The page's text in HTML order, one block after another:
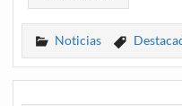
Noticias